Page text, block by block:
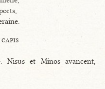
capis
Nisus et Minos avancent,